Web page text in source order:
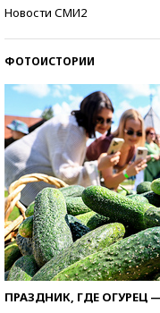
Новости СМИ2
ФОТОИСТОРИИ
ПРАЗДНИК, ГДЕ ОГУРЕЦ